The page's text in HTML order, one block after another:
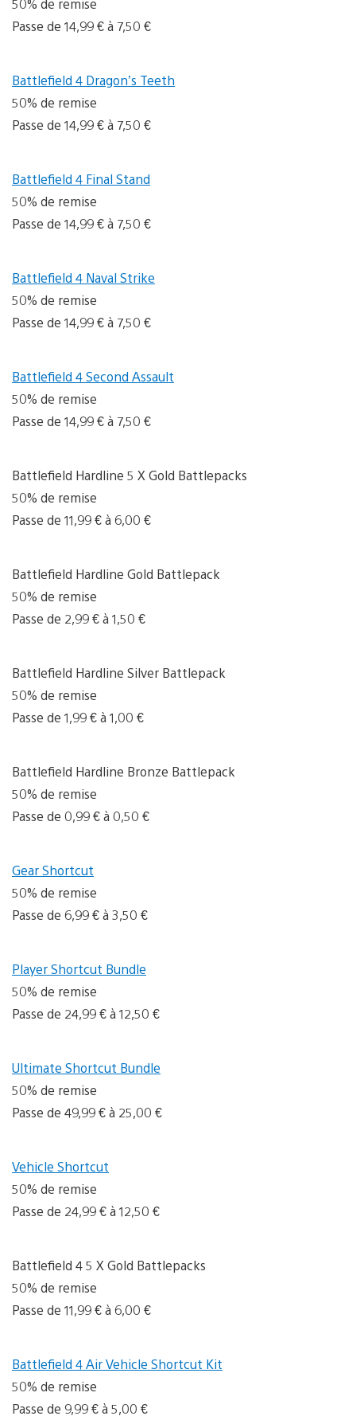
50% de remise
Passe de 14,99 € à 7,50 €
Battlefield 4 Dragon’s Teeth
50% de remise
Passe de 14,99 € à 7,50 €
Battlefield 4 Final Stand
50% de remise
Passe de 14,99 € à 7,50 €
Battlefield 4 Naval Strike
50% de remise
Passe de 14,99 € à 7,50 €
Battlefield 4 Second Assault
50% de remise
Passe de 14,99 € à 7,50 €
Battlefield Hardline 5 X Gold Battlepacks
50% de remise
Passe de 11,99 € à 6,00 €
Battlefield Hardline Gold Battlepack
50% de remise
Passe de 2,99 € à 1,50 €
Battlefield Hardline Silver Battlepack
50% de remise
Passe de 1,99 € à 1,00 €
Battlefield Hardline Bronze Battlepack
50% de remise
Passe de 0,99 € à 0,50 €
Gear Shortcut
50% de remise
Passe de 6,99 € à 3,50 €
Player Shortcut Bundle
50% de remise
Passe de 24,99 € à 12,50 €
Ultimate Shortcut Bundle
50% de remise
Passe de 49,99 € à 25,00 €
Vehicle Shortcut
50% de remise
Passe de 24,99 € à 12,50 €
Battlefield 4 5 X Gold Battlepacks
50% de remise
Passe de 11,99 € à 6,00 €
Battlefield 4 Air Vehicle Shortcut Kit
50% de remise
Passe de 9,99 € à 5,00 €